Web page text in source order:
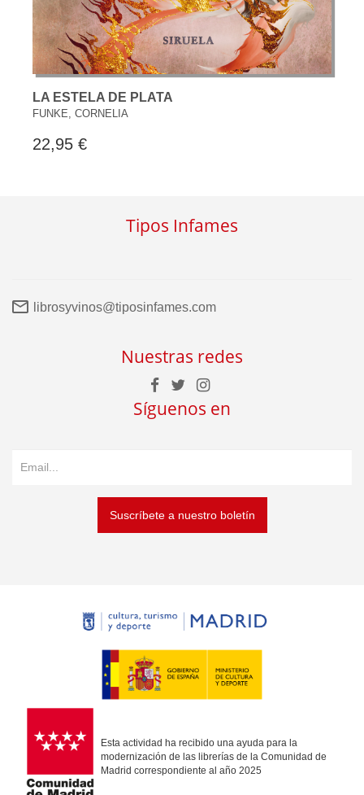
LA ESTELA DE PLATA
FUNKE, CORNELIA
22,95 €
Tipos Infames
librosyvinos@tiposinfames.com
Nuestras redes
Síguenos en
Suscríbete a nuestro boletín
Esta actividad ha recibido una ayuda para la
modernización de las librerías de la Comunidad de
Madrid correspondiente al año 2025